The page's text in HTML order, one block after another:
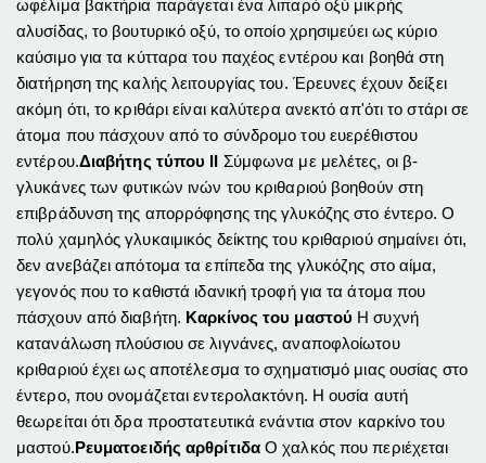
ωφέλιμα βακτήρια παράγεται ένα λιπαρό οξύ μικρής
αλυσίδας, το βουτυρικό οξύ, το οποίο χρησιμεύει ως κύριο
καύσιμο για τα κύτταρα του παχέος εντέρου και βοηθά στη
διατήρηση της καλής λειτουργίας του. Έρευνες έχουν δείξει
ακόμη ότι, το κριθάρι είναι καλύτερα ανεκτό απ'ότι το στάρι σε
άτομα που πάσχουν από το σύνδρομο του ευερέθιστου
εντέρου.Διαβήτης τύπου ΙΙ Σύμφωνα με μελέτες, οι β-
γλυκάνες των φυτικών ινών του κριθαριού βοηθούν στη
επιβράδυνση της απορρόφησης της γλυκόζης στο έντερο. Ο
πολύ χαμηλός γλυκαιμικός δείκτης του κριθαριού σημαίνει ότι,
δεν ανεβάζει απότομα τα επίπεδα της γλυκόζης στο αίμα,
γεγονός που το καθιστά ιδανική τροφή για τα άτομα που
πάσχουν από διαβήτη. Καρκίνος του μαστού Η συχνή
κατανάλωση πλούσιου σε λιγνάνες, αναποφλοίωτου
κριθαριού έχει ως αποτέλεσμα το σχηματισμό μιας ουσίας στο
έντερο, που ονομάζεται εντερολακτόνη. Η ουσία αυτή
θεωρείται ότι δρα προστατευτικά ενάντια στον καρκίνο του
μαστού.Ρευματοειδής αρθρίτιδαΟ χαλκός που περιέχεται